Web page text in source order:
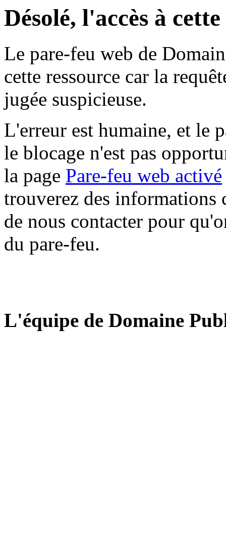
Désolé, l'accès à
Le pare-feu web de
cette ressource car la
jugée suspicieuse.
L'erreur est humaine, et le
le blocage n'est pas
la page Pare-feu web activé
trouverez des informations
de nous contacter pour
du pare-feu.
L'équipe de Domaine